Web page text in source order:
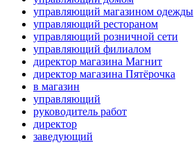
управляющий магазином одежды
управляющий рестораном
управляющий розничной сети
управляющий филиалом
директор магазина Магнит
директор магазина Пятёрочка
в магазин
управляющий
руководитель работ
директор
заведующий